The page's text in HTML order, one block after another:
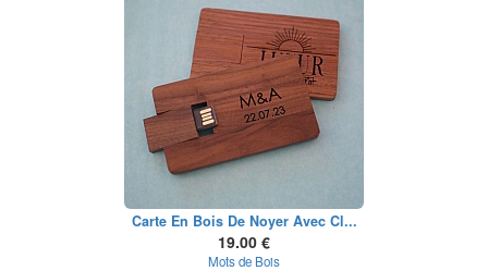
Carte En Bois De Noyer Avec Cl...
19.00 €
Mots de Bois